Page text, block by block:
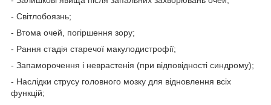
- Світлобоязнь;
- Втома очей, погіршення зору;
- Рання стадія старечої макулодистрофії;
- Запаморочення і неврастенія (при відповідності синдрому);
- Наслідки струсу головного мозку для відновлення всіх
функцій;